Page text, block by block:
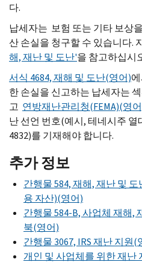
다.
납세자는 보험 또는 기타 보상
산 손실을 청구할 수 있습니다.
해, 재난 및 도난'을 참고하십시
서식 4684, 재해 및 도난(영어)
한 손실을 신고하는 납세자는
고 연방재난관리청(FEMA)(영
난 선언 번호(예시, 테네시주 열
4832)를 기재해야 합니다.
추가 정보
간행물 584, 재해, 재난 및
용 자산)(영어)
간행물 584-B, 사업체 재해,
북(영어)
간행물 3067, IRS 재난 지원(
개인 및 사업체를 위한 재난